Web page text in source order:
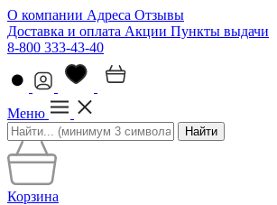
О компании Адреса Отзывы
Доставка и оплата Акции Пункты выдачи
8-800 333-43-40
Меню
Найти
Корзина